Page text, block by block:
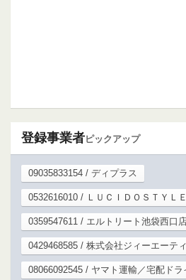
登録事業者ピックアップ
09035833154 / ディプラス
0532616010 / ＬＵＣＩＤＯＳＴＹＬ
0359547611 / エルトリート池袋西口
0429468585 / 株式会社ジィーエーテ
08066092545 / ヤマト運輸／宅配ドラ